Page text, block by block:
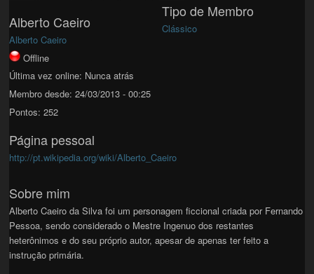
Alberto Caeiro
Alberto Caeiro
Offline
Última vez online: Nunca atrás
Membro desde: 24/03/2013 - 00:25
Pontos: 252
Tipo de Membro
Clássico
Página pessoal
http://pt.wikipedia.org/wiki/Alberto_Caeiro
Sobre mim
Alberto Caeiro da Silva foi um personagem ficcional criada por Fernando
Pessoa, sendo considerado o Mestre Ingenuo dos restantes
heterônimos e do seu próprio autor, apesar de apenas ter feito a
instrução primária.